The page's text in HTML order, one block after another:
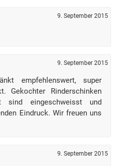
9. September 2015
9. September 2015
empfehlenswert, super
Gekochter Rinderschinken
sind eingeschweisst und
Eindruck. Wir freuen uns
9. September 2015